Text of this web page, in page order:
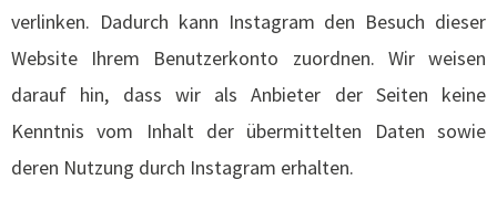
verlinken. Dadurch kann Instagram den Besuch dieser
Website Ihrem Benutzerkonto zuordnen. Wir weisen
darauf hin, dass wir als Anbieter der Seiten keine
Kenntnis vom Inhalt der übermittelten Daten sowie
deren Nutzung durch Instagram erhalten.